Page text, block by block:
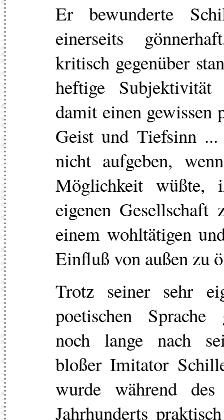
Er bewunderte
einerseits
kritisch gegenüber
heftige Subjektivität
damit einen gewissen
Geist und Tiefsinn
nicht aufgeben,
Möglichkeit wüßte,
eigenen Gesellschaft
einem wohltätigen
Einfluß von außen zu
Trotz seiner sehr
poetischen
noch lange nach
bloßer Imitator
wurde während
Jahrhunderts